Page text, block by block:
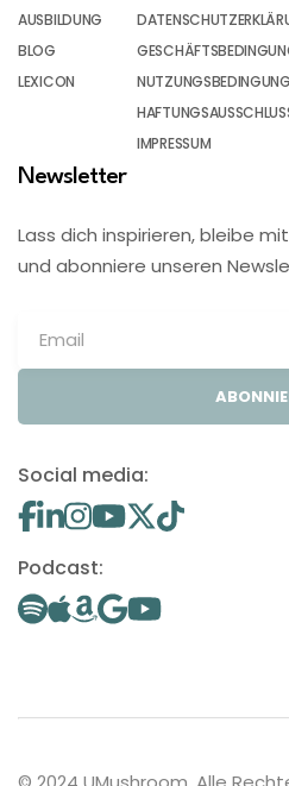
AUSBILDUNG
BLOG
LEXICON
IMPRESSUM
Newsletter
Lass dich inspirieren, bleibe
und abonniere unseren
Social media:
Podcast: